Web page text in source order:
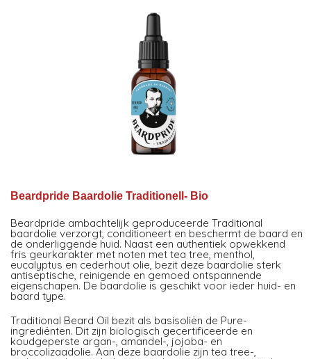
Beardpride Baardolie Traditionell- Bio
Beardpride ambachtelijk geproduceerde Traditional
baardolie verzorgt, conditioneert en beschermt de baard en
de onderliggende huid. Naast een authentiek opwekkend
fris geurkarakter met noten met tea tree, menthol,
eucalyptus en cederhout olie, bezit deze baardolie sterk
antiseptische, reinigende en gemoed ontspannende
eigenschapen. De baardolie is geschikt voor ieder huid- en
baard type.
Traditional Beard Oil bezit als basisoliën de Pure-
ingrediënten. Dit zijn biologisch gecertificeerde en
koudgeperste argan-, amandel-, jojoba- en
broccolizaadolie. Aan deze baardolie zijn tea tree-,